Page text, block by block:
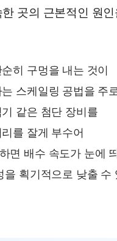
곳의 근본적인 원
히 구멍을 내는 것이
스케일링 공법을 주
같은 첨단 장비를
를 잘게 부수어
면 배수 속도가 눈에
획기적으로 낮출 수